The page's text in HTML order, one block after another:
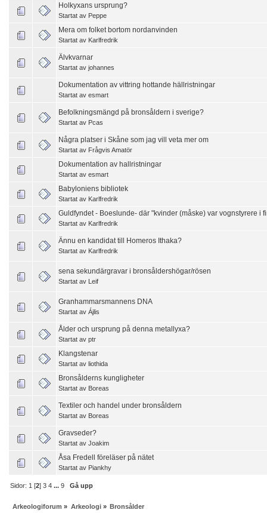
Holkyxans ursprung?
Startat av Peppe
Mera om folket bortom nordanvinden
Startat av Karlfredrik
Älvkvarnar
Startat av johannes
Dokumentation av vittring hottande hällristningar
Startat av esmart
Befolkningsmängd på bronsåldern i sverige?
Startat av Pcas
Några platser i Skåne som jag vill veta mer om
Startat av Frågvis Amatör
Dokumentation av hallristningar
Startat av esmart
Babyloniens bibliotek
Startat av Karlfredrik
Guldfyndet - Boeslunde- där "kvinder (måske) var vognstyrere i
Startat av Karlfredrik
Ännu en kandidat till Homeros Ithaka?
Startat av Karlfredrik
sena sekundärgravar i bronsåldershögar/rösen
Startat av Leif
Granhammarsmannens DNA
Startat av Ájlis
Ålder och ursprung på denna metallyxa?
Startat av ptr
Klangstenar
Startat av liothida
Bronsålderns kungligheter
Startat av Boreas
Textiler och handel under bronsåldern
Startat av Boreas
Gravseder?
Startat av Joakim
Åsa Fredell föreläser på nätet
Startat av Piankhy
Sidor: 1 [2]3 4 ...9 Gå upp
Arkeologiforum » Arkeologi» Bronsålder